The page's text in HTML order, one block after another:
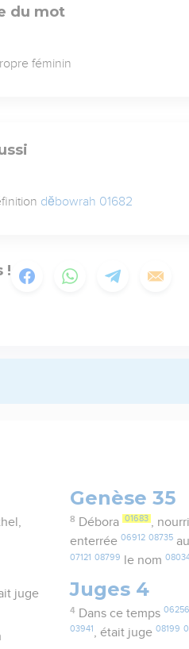
du mot
féminin
dĕbowrah 01682
!
juge
Genèse 35
8 Débora 01683 ,
enterrée06912 08735
07121 08799 le nom
Juges 4
4 Dans ce temps 06256
03941 , était juge08199